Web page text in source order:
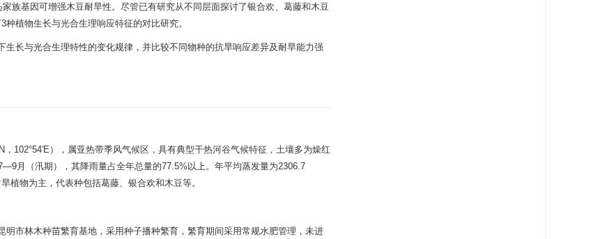
家族基因可增强木豆耐旱性。尽管已有研究从不同层面探讨了银合欢、葛藤和木豆
植物生长与光合生理响应特征的对比研究。
长与光合生理特性的变化规律，并比较不同物种的抗旱响应差异及耐旱能力强
102°54′E），属亚热带季风气候区，具有典型干热河谷气候特征，土壤多为燥红
月（汛期），其降雨量占全年总量的77.5%以上。年平均蒸发量为2306.7
植物为主，代表种包括葛藤、银合欢和木豆等。
市林木种苗繁育基地，采用种子播种繁育，繁育期间采用常规水肥管理，未进